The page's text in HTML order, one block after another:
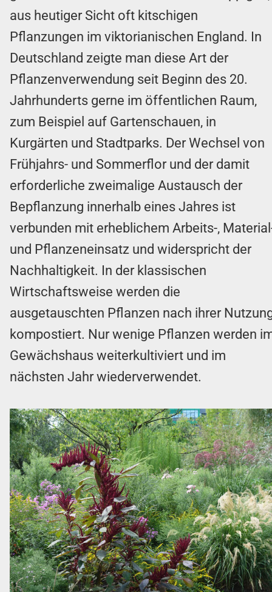
aus heutiger Sicht oft kitschigen
Pflanzungen im viktorianischen England. In
Deutschland zeigte man diese Art der
Pflanzenverwendung seit Beginn des 20.
Jahrhunderts gerne im öffentlichen Raum,
zum Beispiel auf Gartenschauen, in
Kurgärten und Stadtparks. Der Wechsel von
Frühjahrs- und Sommerflor und der damit
erforderliche zweimalige Austausch der
Bepflanzung innerhalb eines Jahres ist
verbunden mit erheblichem Arbeits-,
und Pflanzeneinsatz und widerspricht der
Nachhaltigkeit. In der klassischen
Wirtschaftsweise werden die
ausgetauschten Pflanzen nach ihrer
kompostiert. Nur wenige Pflanzen werden
Gewächshaus weiterkultiviert und im
nächsten Jahr wiederverwendet.